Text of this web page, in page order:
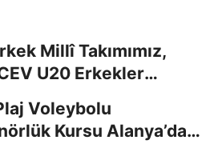
Millî Takımımız,
U20 Erkekler
Voleybolu
Kursu Alanya’da